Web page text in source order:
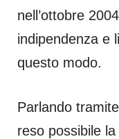
nell’ottobre
indipendenza e
questo modo.
Parlando
reso possibile la